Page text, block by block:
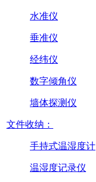
水准仪
垂准仪
经纬仪
数字倾角仪
墙体探测仪
文件收纳：
手持式温湿度计
温湿度记录仪